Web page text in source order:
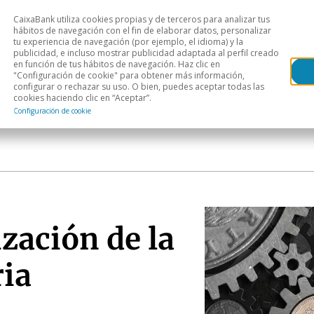
Análisis sectorial Áreas geográficas
CaixaBank utiliza cookies propias y de terceros para analizar tus
hábitos de navegación con el fin de elaborar datos, personalizar
tu experiencia de navegación (por ejemplo, el idioma) y la
publicidad, e incluso mostrar publicidad adaptada al perfil creado
en función de tus hábitos de navegación. Haz clic en
"Configuración de cookie" para obtener más información,
configurar o rechazar su uso. O bien, puedes aceptar todas las
cookies haciendo clic en “Aceptar”.
Configuración de cookie
de la